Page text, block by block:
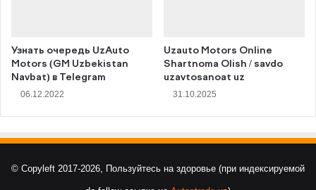
Узнать очередь UzAuto
Motors (GM Uzbekistan
Navbat) в Telegram
06.12.2022
Uzauto Motors Online
Shartnoma Olish / savdo
uzavtosanoat uz
31.10.2025
© Copyleft 2017-2026, Пользуйтесь на здоровье (при индексируемой